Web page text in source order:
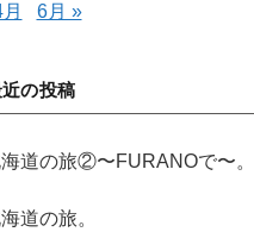
6月 »
の投稿
道の旅②〜FURANOで〜。
道の旅。